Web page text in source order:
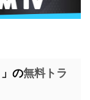
」の無料トラ